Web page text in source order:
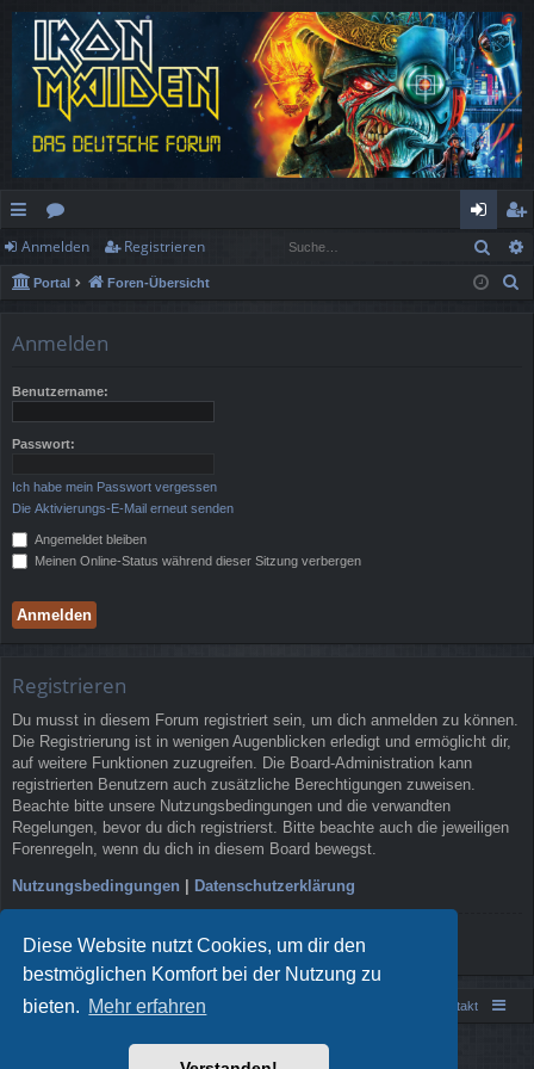
Diese Website nutzt Cookies, um dir den
bestmöglichen Komfort bei der Nutzung zu
bieten. Mehr erfahren
ch
ne
rif
f
or
en
n
m
eg
ist
Anmelden Registrieren
Portal Foren-Übersicht
Anmelden
Benutzername:
Passwort:
Ich habe mein Passwort vergessen
Die Aktivierungs-E-Mail erneut senden
Angemeldet bleiben
Meinen Online-Status während dieser Sitzung verbergen
Registrieren
Du musst in diesem Forum registriert sein, um dich anmelden zu können.
Die Registrierung ist in wenigen Augenblicken erledigt und ermöglicht dir,
auf weitere Funktionen zuzugreifen. Die Board-Administration kann
registrierten Benutzern auch zusätzliche Berechtigungen zuweisen.
Beachte bitte unsere Nutzungsbedingungen und die verwandten
Regelungen, bevor du dich registrierst. Bitte beachte auch die jeweiligen
Forenregeln, wenn du dich in diesem Board bewegst.
Nutzungsbedingungen | Datenschutzerklärung
Registrieren
Portal Foren-Übersicht Kontakt
Powered byphpBB® Forum Software © phpBB Limited